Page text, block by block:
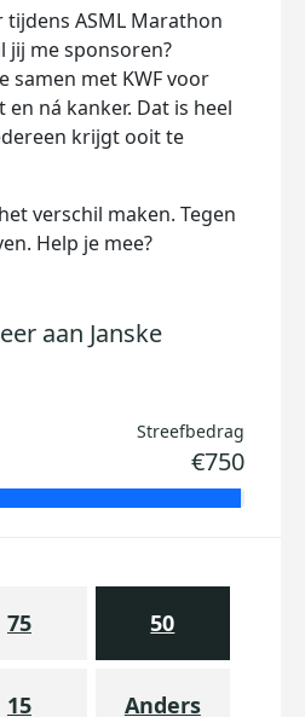
ASML Marathon
jij me sponsoren?
samen met KWF voor
ná kanker. Dat is heel
krijgt ooit te
verschil maken. Tegen
Help je mee?
aan Janske
Streefbedrag
€750
75 50
15 Anders